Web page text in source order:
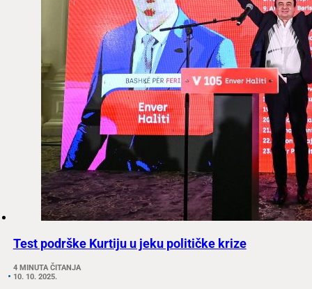
Test podrške Kurtiju u jeku političke krize
4 MINUTA ČITANJA
10. 10. 2025.